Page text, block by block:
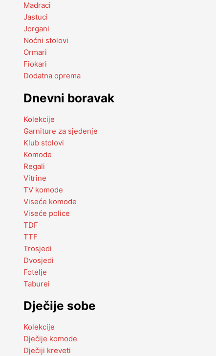
Madraci
Jastuci
Jorgani
Noćni stolovi
Ormari
Fiokari
Dodatna oprema
Dnevni boravak
Kolekcije
Garniture za sjedenje
Klub stolovi
Komode
Regali
Vitrine
TV komode
Viseće komode
Viseće police
TDF
TTF
Trosjedi
Dvosjedi
Fotelje
Taburei
Dječije sobe
Kolekcije
Dječije komode
Dječiji kreveti